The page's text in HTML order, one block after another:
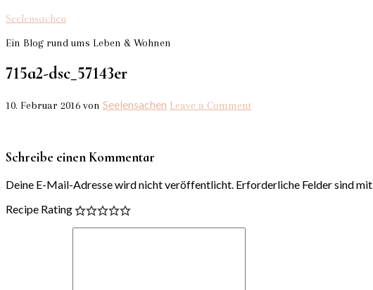
Seelensachen
Ein Blog rund ums Leben & Wohnen
715a2-dsc_57143er
10. Februar 2016 von Seelensachen Leave a Comment
Schreibe einen Kommentar
Deine E-Mail-Adresse wird nicht veröffentlicht. Erforderliche Felder sind mit
Recipe Rating